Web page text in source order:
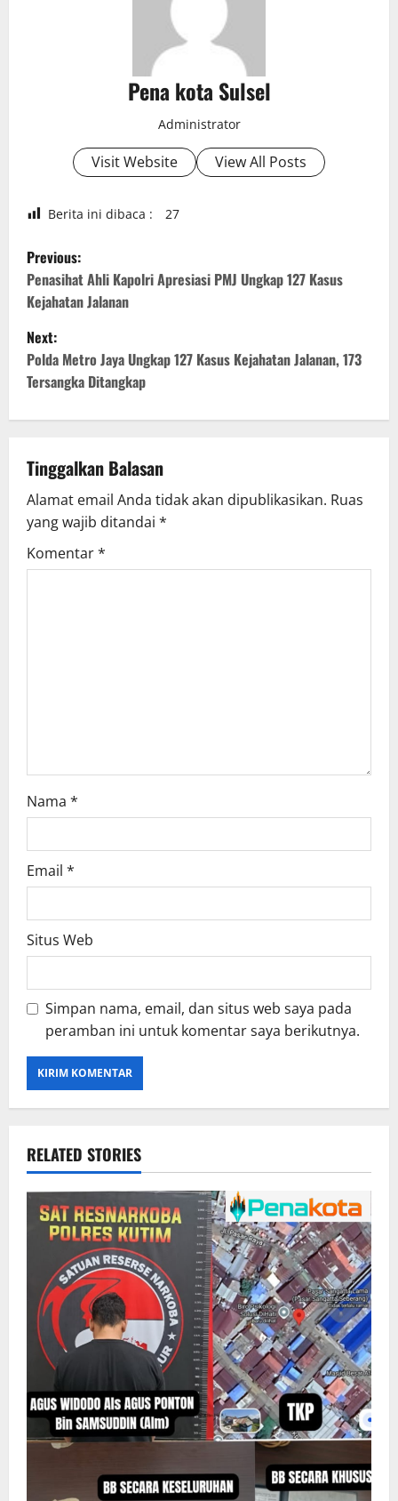
Pena kota Sulsel
Administrator
Visit Website View All Posts
Berita ini dibaca : 27
P
o
s
t
n
v
i
g
Previous:
Penasihat Ahli Kapolri Apresiasi PMJ Ungkap 127 Kasus
Kejahatan Jalanan
Next:
Polda Metro Jaya Ungkap 127 Kasus Kejahatan Jalanan, 173
Tersangka Ditangkap
Tinggalkan Balasan
Alamat email Anda tidak akan dipublikasikan. Ruas
yang wajib ditandai *
Komentar*
Nama *
Email *
Situs Web
Simpan nama, email, dan situs web saya pada
peramban ini untuk komentar saya berikutnya.
RELATED STORIES